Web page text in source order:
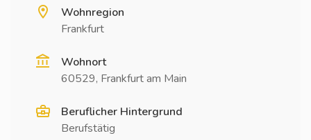
Wohnregion
Frankfurt
Wohnort
60529, Frankfurt am Main
Beruflicher Hintergrund
Berufstätig